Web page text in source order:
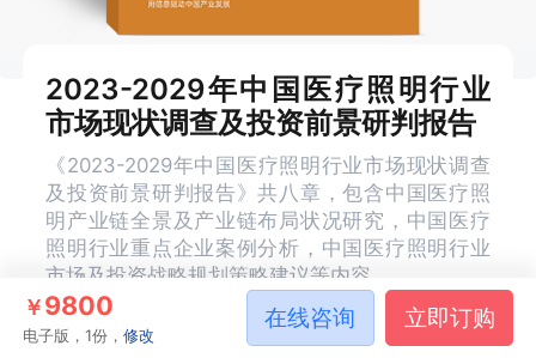
2023-2029年中国医疗照明行业
市场现状调查及投资前景研判报告
《2023-2029年中国医疗照明行业市场现状调查
及投资前景研判报告》共八章，包含中国医疗照
明产业链全景及产业链布局状况研究，中国医疗
照明行业重点企业案例分析，中国医疗照明行业
市场及投资战略规划策略建议等内容。
￥9800
电子版，1份，修改
在线咨询 立即订购